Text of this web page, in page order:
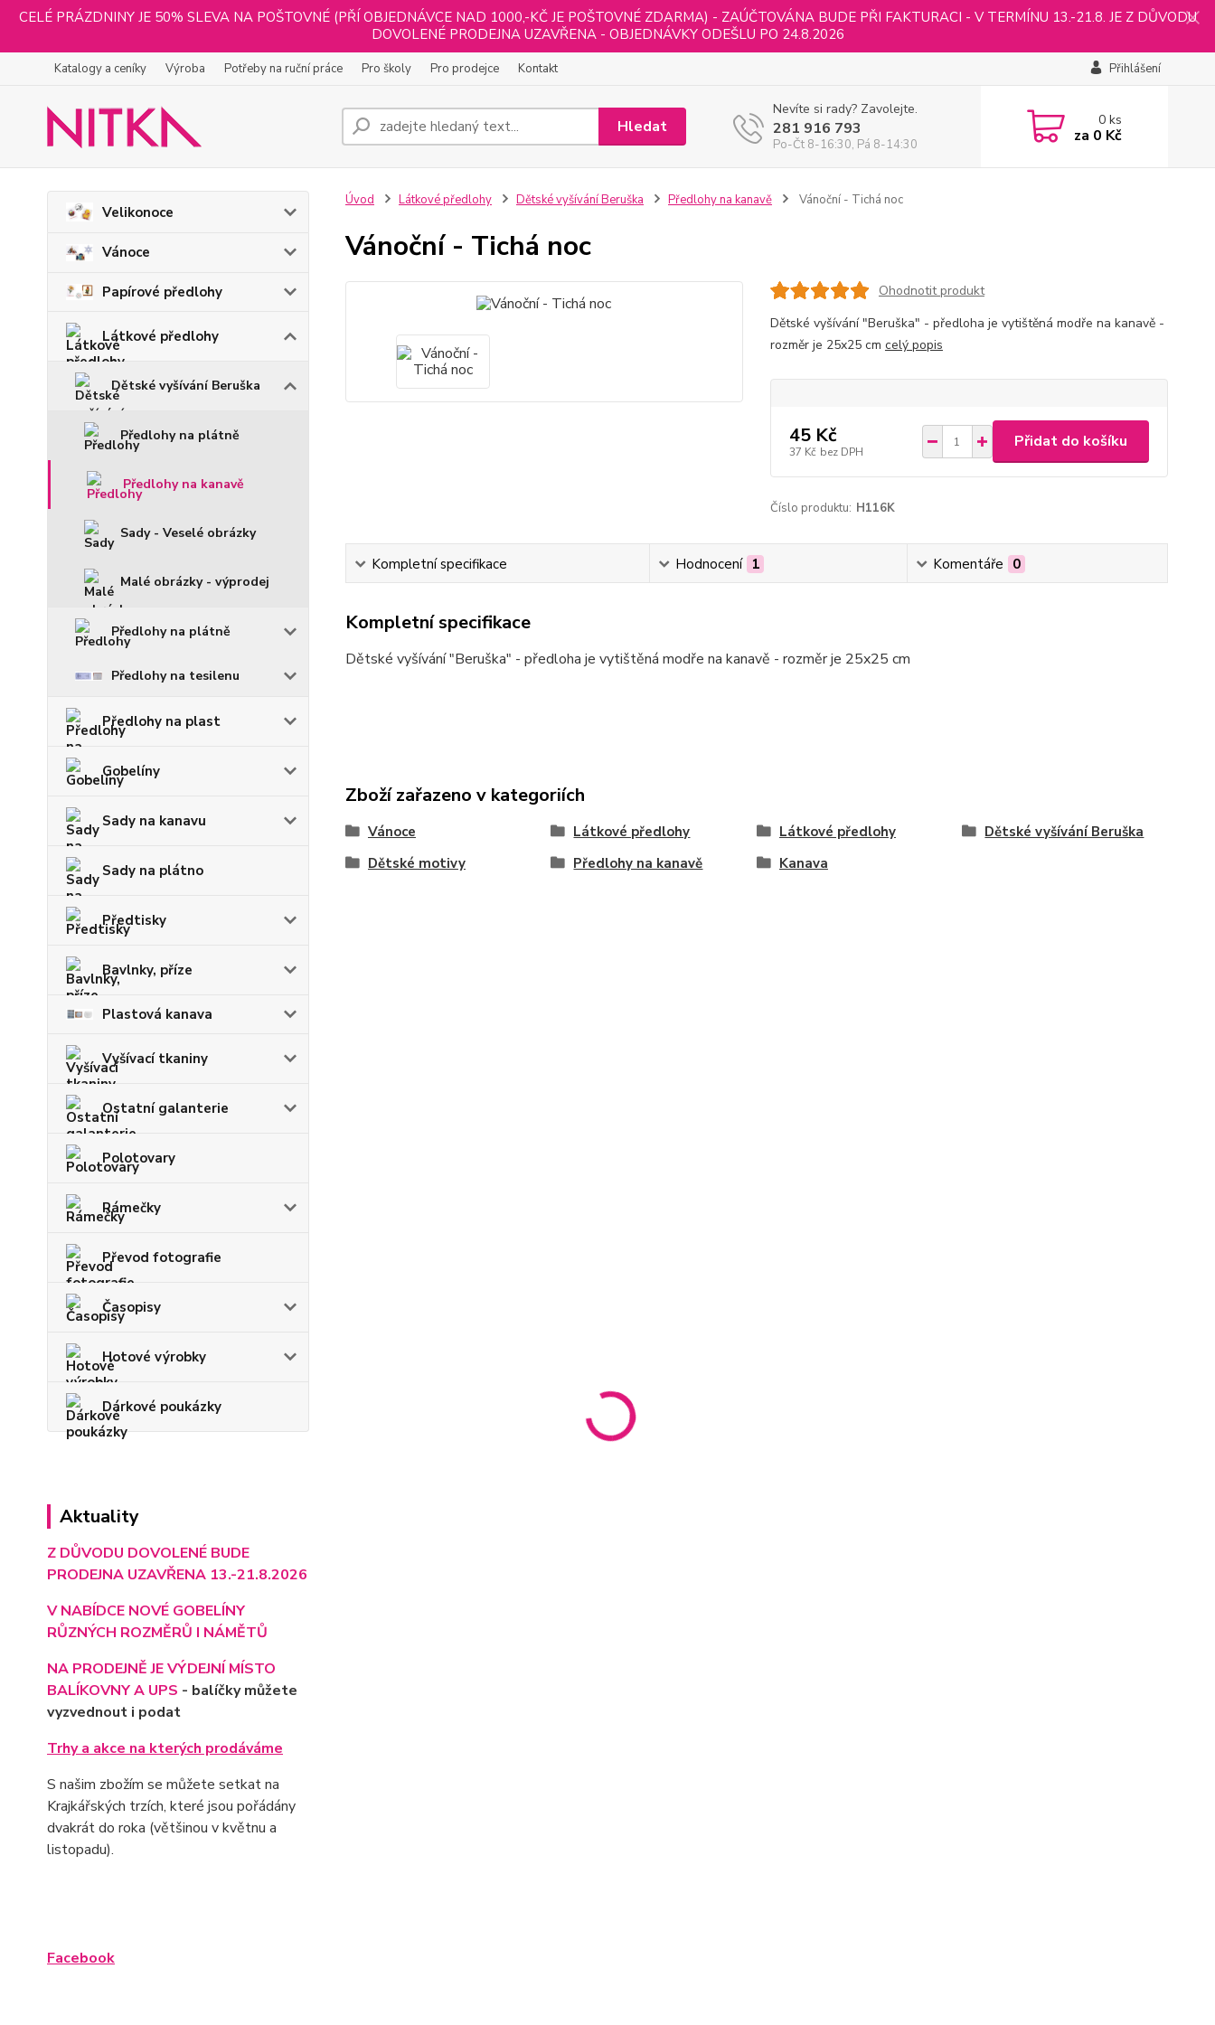
CELÉ PRÁZDNINY JE 50% SLEVA NA POŠTOVNÉ (PŘÍ OBJEDNÁVCE NAD 1000,-KČ JE POŠTOVNÉ ZDARMA) - ZAÚČTOVÁNA BUDE PŘI FAKTURACI - V TERMÍNU 13.-21.8. JE Z DŮVODU
DOVOLENÉ PRODEJNA UZAVŘENA - OBJEDNÁVKY ODEŠLU PO 24.8.2026
Katalogy a ceníky Výroba Potřeby na ruční práce Pro školy Pro prodejce Kontakt Přihlášení
Hledat
Nevíte si rady? Zavolejte.
281 916 793
Po-Čt 8-16:30, Pá 8-14:30
0ks
za 0 Kč
Velikonoce
Vánoce
Papírové předlohy
Látkové předlohy
Dětské vyšívání Beruška
Předlohy na plátně
Předlohy na kanavě
Sady - Veselé obrázky
Malé obrázky - výprodej
Předlohy na plátně
Předlohy na tesilenu
Předlohy na plast
Gobelíny
Sady na kanavu
Sady na plátno
Předtisky
Bavlnky, příze
Plastová kanava
Vyšívací tkaniny
Ostatní galanterie
Polotovary
Rámečky
Převod fotografie
Časopisy
Hotové výrobky
Dárkové poukázky
Aktuality
Z DŮVODU DOVOLENÉ BUDE
PRODEJNA UZAVŘENA 13.-21.8.2026
V NABÍDCE NOVÉ GOBELÍNY
RŮZNÝCH ROZMĚRŮ I NÁMĚTŮ
NA PRODEJNĚ JE VÝDEJNÍ MÍSTO
BALÍKOVNY A UPS - balíčky můžete
vyzvednout i podat
Trhy a akce na kterých prodáváme
S našim zbožím se můžete setkat na
Krajkářských trzích, které jsou pořádány
dvakrát do roka (většinou v květnu a
listopadu).
Facebook
Úvod Látkové předlohy Dětské vyšívání Beruška Předlohy na kanavě Vánoční - Tichá noc
Vánoční - Tichá noc
Ohodnotit produkt
Dětské vyšívání "Beruška" - předloha je vytištěná modře na kanavě -
rozměr je 25x25 cm celý popis
45 Kč
37 Kč bez DPH
Přidat do košíku
Číslo produktu: H116K
Kompletní specifikace Hodnocení 1 Komentáře 0
Kompletní specifikace
Dětské vyšívání "Beruška" - předloha je vytištěná modře na kanavě - rozměr je 25x25 cm
Zboží zařazeno v kategoriích
Vánoce Látkové předlohy Látkové předlohy
Dětské vyšívání Beruška
Dětské motivy
Předlohy na kanavě Kanava